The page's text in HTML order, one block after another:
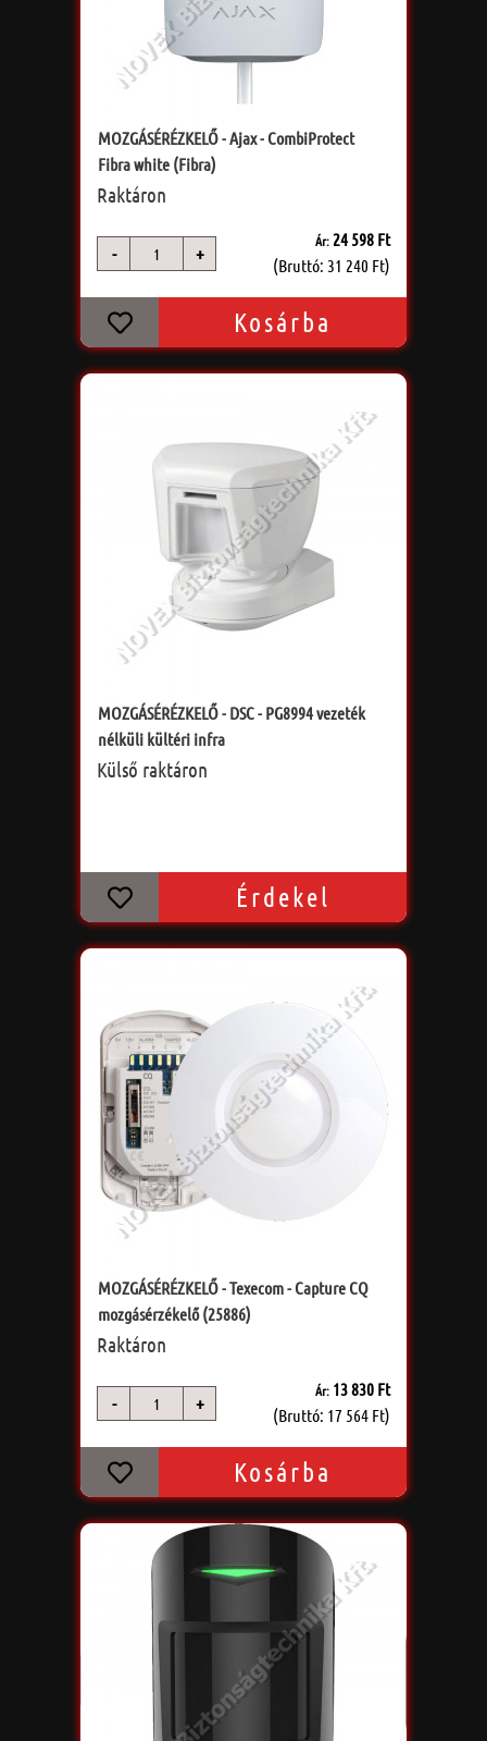
MOZGÁSÉRÉZKELŐ - Ajax - CombiProtect
Fibra white (Fibra)
Raktáron
- +
Ár:24 598 Ft
(Bruttó: 31 240 Ft)
Kosárba
MOZGÁSÉRÉZKELŐ - DSC - PG8994 vezeték
nélküli kültéri infra
Külső raktáron
Érdekel
MOZGÁSÉRÉZKELŐ - Texecom - Capture CQ
mozgásérzékelő (25886)
Raktáron
- +
Ár: 13 830 Ft
(Bruttó: 17 564 Ft)
Kosárba